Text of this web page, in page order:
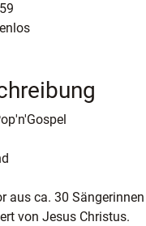
aus ca. 30
von Jesus Christus.